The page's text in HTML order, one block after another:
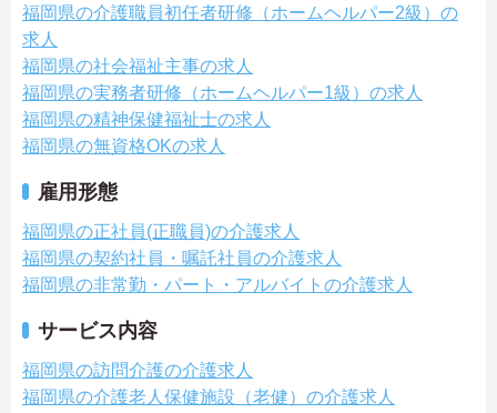
福岡県の介護職員初任者研修（ホームヘルパー2級）の
求人
福岡県の社会福祉主事の求人
福岡県の実務者研修（ホームヘルパー1級）の求人
福岡県の精神保健福祉士の求人
福岡県の無資格OKの求人
雇用形態
福岡県の正社員(正職員)の介護求人
福岡県の契約社員・嘱託社員の介護求人
福岡県の非常勤・パート・アルバイトの介護求人
サービス内容
福岡県の訪問介護の介護求人
福岡県の介護老人保健施設（老健）の介護求人